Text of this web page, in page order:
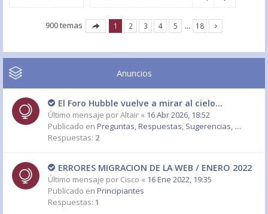
900 temas 1 2 3 4 5 … 18
Anuncios
El Foro Hubble vuelve a mirar al cielo...
Último mensaje porAltair « 16 Abr 2026, 18:52
Publicado en Preguntas, Respuestas, Sugerencias, ....
Respuestas: 2
ERRORES MIGRACION DE LA WEB / ENERO 2022
Último mensaje por Cisco « 16 Ene 2022, 19:35
Publicado en Principiantes
Respuestas: 1